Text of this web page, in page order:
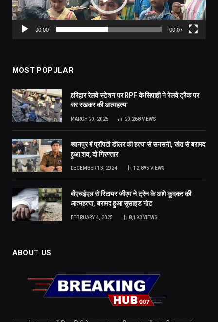
00:00 00:07
MOST POPULAR
हरिद्वार रेलवे स्टेशन पर RPF के सिपाही ने रेलवे ट्रैक पर
सर रखकर की आत्महत्या
MARCH 20, 2025 20,268VIEWS
खानपुर में प्रॉपर्टी डीलर की हत्या से सनसनी, खेत से बरामद
हुआ शव, दो गिरफ्तार
DECEMBER 13, 2024 12,895 VIEWS
बीएचईएल से रिटायर जीएम ने ट्रेन के आगे कूदकर की
आत्महत्या, बरामद हुआ सुसाइड नोट
FEBRUARY 4, 2025 8,193 VIEWS
ABOUT US